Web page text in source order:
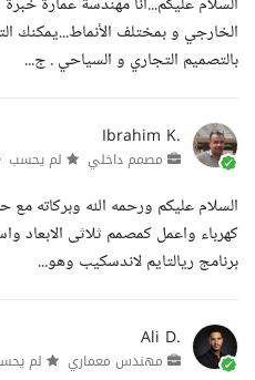
الخارجي و بمختلف الأنماط...يمكنك
بالتصميم التجاري و السياحي . ج...
Ibrahim K.
مصمم داخلي لم يحسب
السلام عليكم ورحمه الله وبركاته
برنامج ريالتايم لاندسكيب وهو...
Ali D.
مهندس معماري لم